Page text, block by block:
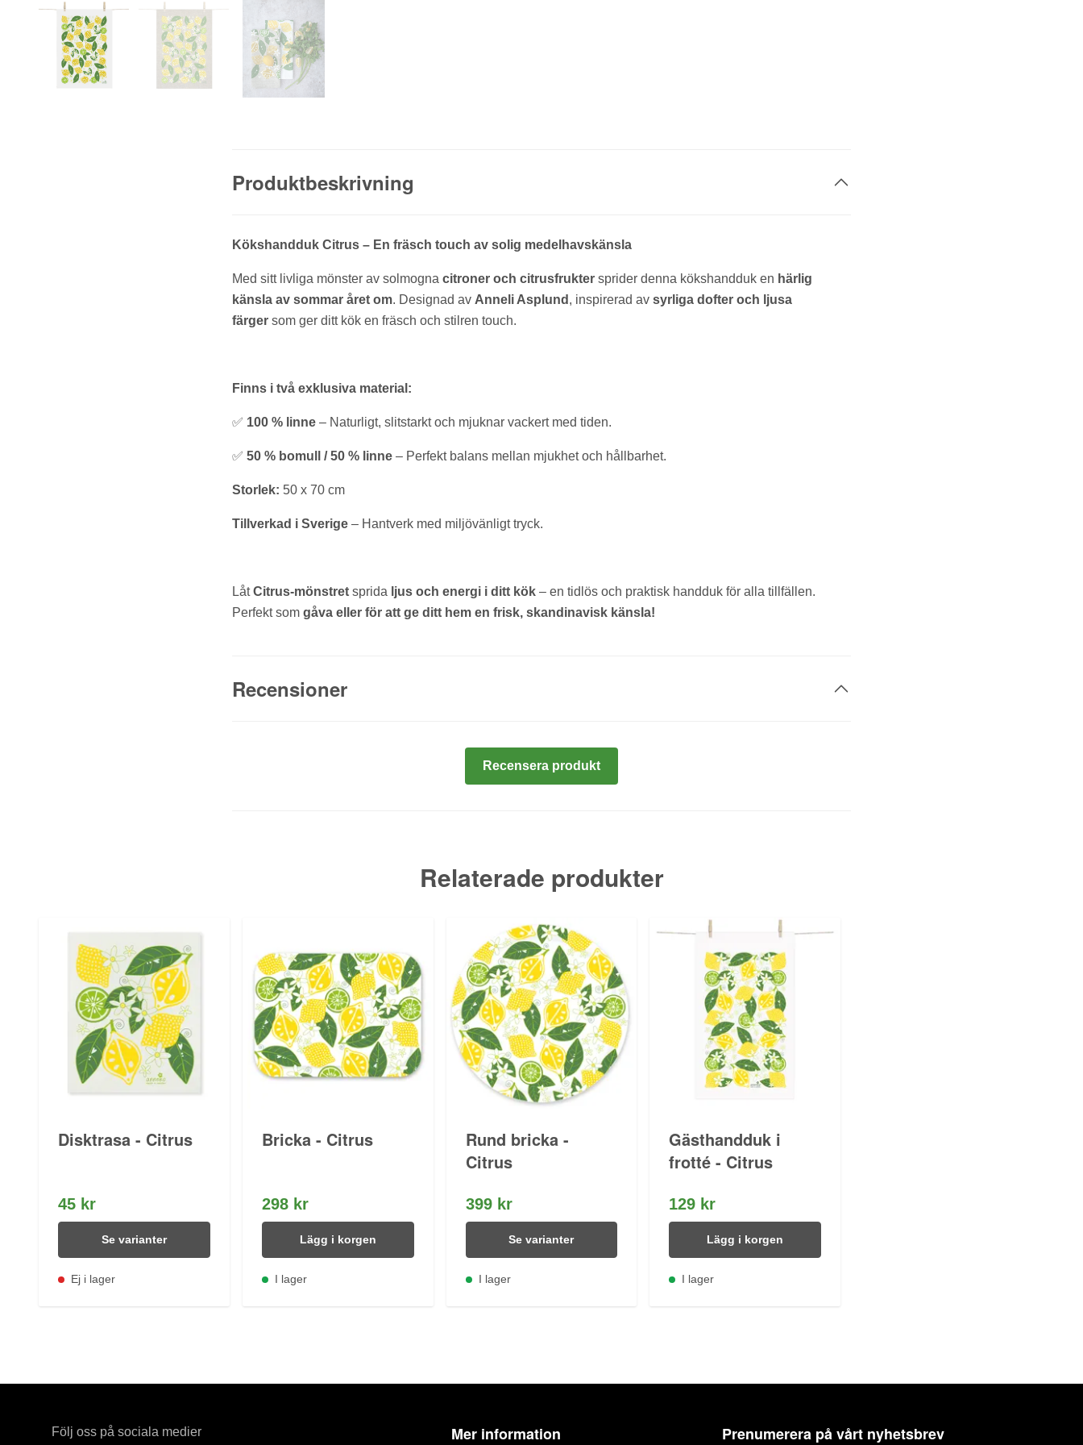
Produktbeskrivning
Kökshandduk Citrus – En fräsch touch av solig medelhavskänsla
Med sitt livliga mönster av solmogna citroner och citrusfrukter sprider denna kökshandduk en härlig
känsla av sommar året om. Designad av Anneli Asplund , inspirerad av syrliga dofter och ljusa
färger som ger ditt kök en fräsch och stilren touch.
Finns i två exklusiva material:
✅ 100 % linne – Naturligt, slitstarkt och mjuknar vackert med tiden.
✅ 50 % bomull / 50 % linne – Perfekt balans mellan mjukhet och hållbarhet.
Storlek: 50 x 70 cm
Tillverkad i Sverige – Hantverk med miljövänligt tryck.
Låt Citrus-mönstret sprida ljus och energi i ditt kök – en tidlös och praktisk handduk för alla tillfällen.
Perfekt som gåva eller för att ge ditt hem en frisk, skandinavisk känsla!
Recensioner
Recensera produkt
Relaterade produkter
Disktrasa - Citrus
45 kr
Se varianter
Ej i lager
Bricka - Citrus
298 kr
Lägg i korgen
I lager
Rund bricka -
Citrus
399 kr
Se varianter
I lager
Gästhandduk i
frotté - Citrus
129 kr
Lägg i korgen
I lager
Följ oss på sociala medier Mer information Prenumerera på vårt nyhetsbrev